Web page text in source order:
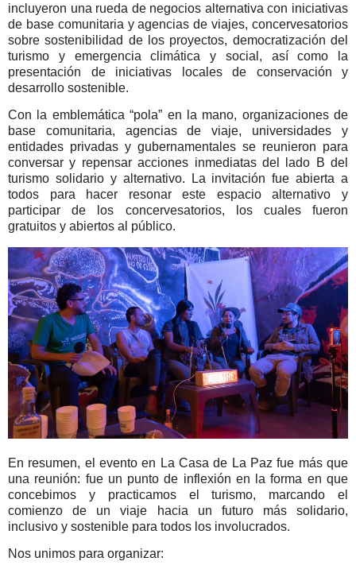
incluyeron una rueda de negocios alternativa con iniciativas
de base comunitaria y agencias de viajes, concervesatorios
sobre sostenibilidad de los proyectos, democratización del
turismo y emergencia climática y social, así como la
presentación de iniciativas locales de conservación y
desarrollo sostenible.
Con la emblemática “pola” en la mano, organizaciones de
base comunitaria, agencias de viaje, universidades y
entidades privadas y gubernamentales se reunieron para
conversar y repensar acciones inmediatas del lado B del
turismo solidario y alternativo. La invitación fue abierta a
todos para hacer resonar este espacio alternativo y
participar de los concervesatorios, los cuales fueron
gratuitos y abiertos al público.
En resumen, el evento en La Casa de La Paz fue más que
una reunión: fue un punto de inflexión en la forma en que
concebimos y practicamos el turismo, marcando el
comienzo de un viaje hacia un futuro más solidario,
inclusivo y sostenible para todos los involucrados.
Nos unimos para organizar: